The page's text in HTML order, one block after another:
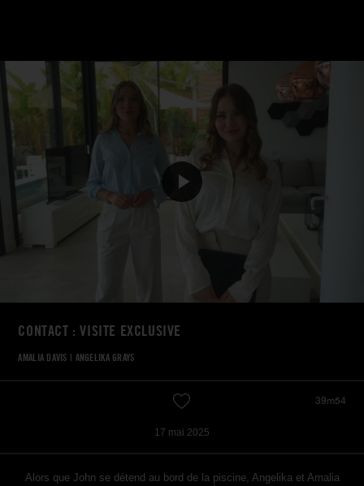
CONTACT : VISITE EXCLUSIVE
AMALIA DAVIS | ANGELIKA GRAYS
39m54
17 mai 2025
Alors que John se détend au bord de la piscine, Angelika et Amalia